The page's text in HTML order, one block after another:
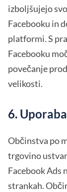
izboljšujejo
Facebooku in
platformi. S
Facebooku
povečanje
velikosti.
6.
Občinstva po
trgovino
Facebook Ads
strankah.